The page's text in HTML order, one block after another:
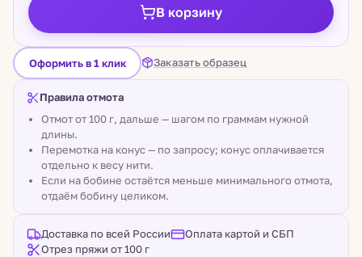
В корзину
Оформить в 1 клик Заказать образец
Правила отмота
Отмот от 100 г, дальше — шагом по граммам нужной
длины.
Перемотка на конус — по запросу; конус оплачивается
отдельно к весу нити.
Если на бобине остаётся меньше минимального отмота,
отдаём бобину целиком.
Доставка по всей России
Оплата картой и СБП
Отрез пряжи от 100 г